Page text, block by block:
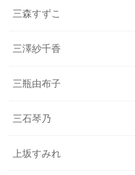
三森すずこ
三澤紗千香
三瓶由布子
三石琴乃
上坂すみれ